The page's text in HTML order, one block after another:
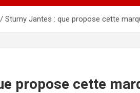
Sturny Jantes : que propose cette
propose cette